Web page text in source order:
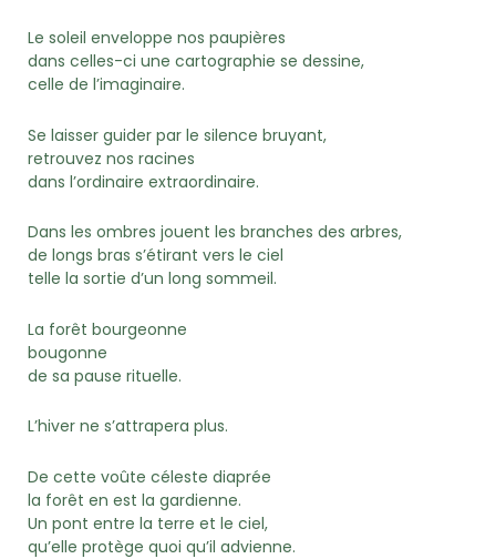
Le soleil enveloppe nos paupières
dans celles-ci une cartographie se dessine,
celle de l’imaginaire.
Se laisser guider par le silence bruyant,
retrouvez nos racines
dans l’ordinaire extraordinaire.
Dans les ombres jouent les branches des arbres,
de longs bras s’étirant vers le ciel
telle la sortie d’un long sommeil.
La forêt bourgeonne
bougonne
de sa pause rituelle.
L’hiver ne s’attrapera plus.
De cette voûte céleste diaprée
la forêt en est la gardienne.
Un pont entre la terre et le ciel,
qu’elle protège quoi qu’il advienne.